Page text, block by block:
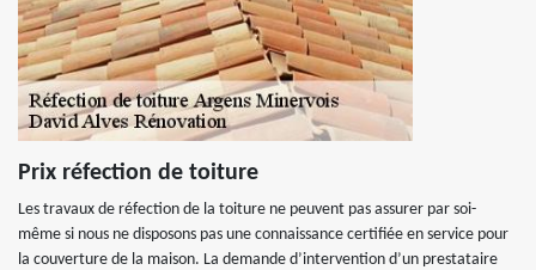
Prix réfection de toiture
Les travaux de réfection de la toiture ne peuvent pas assurer par soi-
même si nous ne disposons pas une connaissance certifiée en service pour
la couverture de la maison. La demande d’intervention d’un prestataire